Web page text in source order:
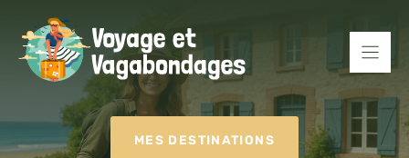
contenu
MES DESTINATIONS